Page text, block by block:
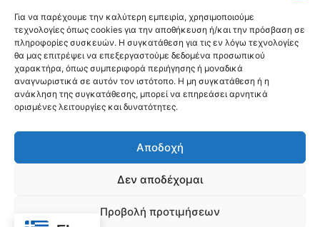
Για να παρέχουμε την καλύτερη εμπειρία, χρησιμοποιούμε
τεχνολογίες όπως cookies για την αποθήκευση ή/και την πρόσβαση σε
πληροφορίες συσκευών. Η συγκατάθεση για τις εν λόγω τεχνολογίες
θα μας επιτρέψει να επεξεργαστούμε δεδομένα προσωπικού
χαρακτήρα, όπως συμπεριφορά περιήγησης ή μοναδικά
αναγνωριστικά σε αυτόν τον ιστότοπο. Η μη συγκατάθεση ή η
ανάκληση της συγκατάθεσης, μπορεί να επηρεάσει αρνητικά
ορισμένες λειτουργίες και δυνατότητες.
Αποδοχή
Δεν αποδέχομαι
Προβολή προτιμήσεων
Κ:6977 248885
E:foni@typoparos.gr(για αγγελίες:sales@typoparos.gr)
Πολιτική απορρήτου & Cookies